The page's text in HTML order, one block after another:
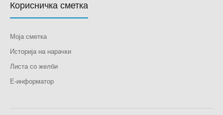
Корисничка сметка
Моја сметка
Историја на нарачки
Листа со желби
Е-информатор